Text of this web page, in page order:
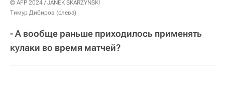
© AFP 2024 / JANEK SKARZYNSKI
Тимур Дибиров (слева)
- А вообще раньше приходилось применять
кулаки во время матчей?